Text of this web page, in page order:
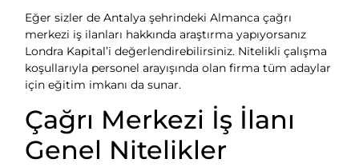
Eğer sizler de Antalya şehrindeki Almanca çağrı
merkezi iş ilanları hakkında araştırma yapıyorsanız
Londra Kapital’i değerlendirebilirsiniz. Nitelikli çalışma
koşullarıyla personel arayışında olan firma tüm adaylar
için eğitim imkanı da sunar.
Çağrı Merkezi İş İlanı
Genel Nitelikler